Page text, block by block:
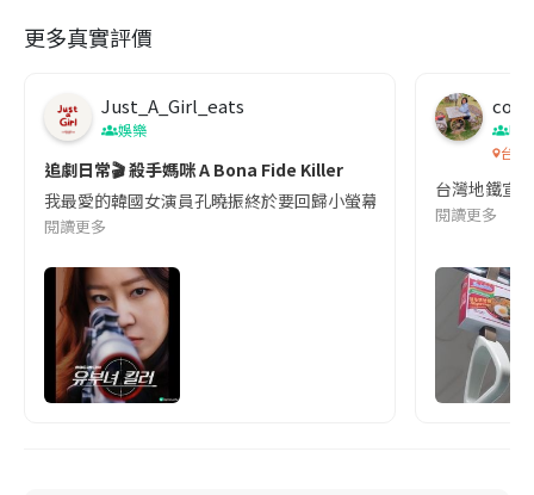
更多真實評價
Just_A_Girl_eats
娛樂
追劇日常🎬 殺手媽咪 A Bona Fide Killer
我最愛的韓國女演員孔曉振終於要回歸小螢幕啦!這次的劇本改編
閱讀更多
co
吹
台灣
台灣地鐵宣
閱讀更多